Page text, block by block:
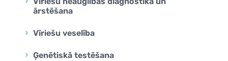
ārstēšana
Vīriešu veselība
Ģenētiskā testēšana